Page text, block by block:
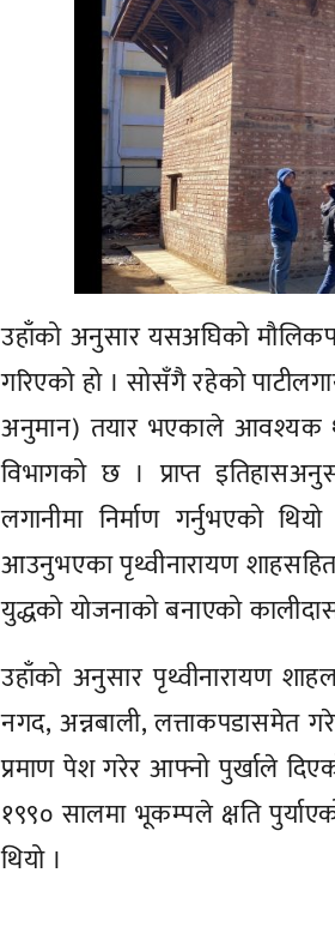
उहाँको अनुसार यसअघिको
गरिएको हो । सोसँगै रहेको
अनुमान) तयार भएकाले आवश्यक
विभागको छ । प्राप्त
लगानीमा निर्माण गर्नुभएको
आउनुभएका पृथ्वीनारायण
युद्धको योजनाको बनाएको
उहाँको अनुसार पृथ्वीनारायण
नगद, अन्नबाली, लत्ताकपडासमेत
प्रमाण पेश गरेर आफ्नो पुर्खाले
१९९० सालमा भूकम्पले क्षति
थियो ।